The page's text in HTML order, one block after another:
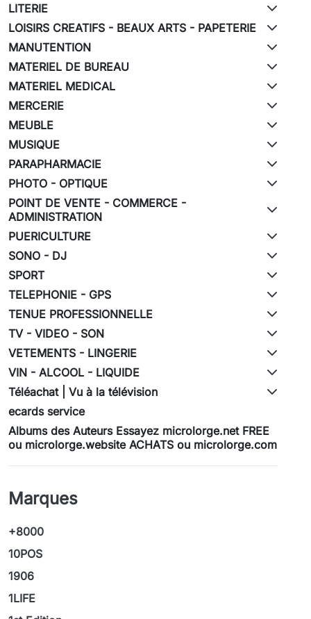
LITERIE
LOISIRS CREATIFS - BEAUX ARTS - PAPETERIE
MANUTENTION
MATERIEL DE BUREAU
MATERIEL MEDICAL
MERCERIE
MEUBLE
MUSIQUE
PARAPHARMACIE
PHOTO - OPTIQUE
POINT DE VENTE - COMMERCE -
ADMINISTRATION
PUERICULTURE
SONO - DJ
SPORT
TELEPHONIE - GPS
TENUE PROFESSIONNELLE
TV - VIDEO - SON
VETEMENTS - LINGERIE
VIN - ALCOOL - LIQUIDE
Téléachat | Vu à la télévision
ecards service
Albums des Auteurs Essayez microlorge.net FREE
ou microlorge.website ACHATS ou microlorge.com
Marques
+8000
10POS
1906
1LIFE